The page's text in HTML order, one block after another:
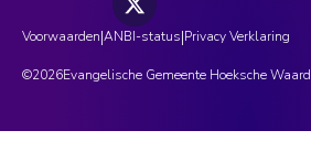
Voorwaarden|ANBI-status|Privacy Verklaring
©2026Evangelische Gemeente Hoeksche Waard